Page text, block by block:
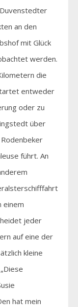
an den
mit Glück
werden.
die
entweder
oder zu
über
führt. An
einem
jeder
auf eine der
kleine
hat mein